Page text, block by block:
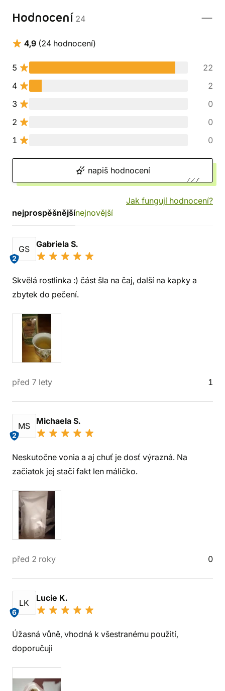
Hodnocení 24
4,9 (24 hodnocení)
5
22
4
2
3
0
2
0
1
0
napiš hodnocení
Jak fungují hodnocení?
nejprospěšnějšínejnovější
GS
2
Gabriela S.
Skvělá rostlinka :) část šla na čaj, další na kapky a
zbytek do pečení.
před 7 lety 1
MS
2
Michaela S.
Neskutočne vonia a aj chuť je dosť výrazná. Na
začiatok jej stačí fakt len máličko.
před 2 roky 0
LK
6
Lucie K.
Úžasná vůně, vhodná k všestranému použití,
doporučuji